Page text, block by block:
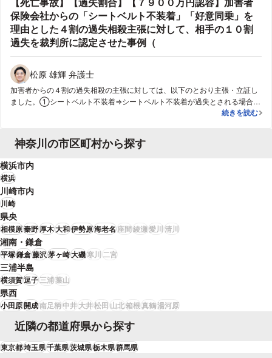
について当方が譲歩し，請求額の約８割での裁判上の和解が成立しました。
保険会社からの「シートベルト不装着」「好意同乗」を
理由とした４割の過失相殺主張に対して、相手の１０割
過失を裁判所に認定させた事例（
松原 雄輝 弁護士
加害者からの４割の過失相殺の主張に対しては、以下のとおり主張・立証し
ました。①シートベルト不装着⇒シートベルト不装着が過失とされる場合と
して、不装着の事実が結果の発生に因果関係を有することが必要とされるこ
これにより車内において強く圧迫されたことが原因であること、車外に放り
出されたわけではなくシートベルトの不装着は死亡結果発生に対して何ら因
果関係がないことを主張・立証しました。②好意同乗⇒好意同乗の事実が過
失となる場合について過去の裁判例を調査し、いかなる場合に過失が認めら
れるかの基準を確認しました。そのうえで、事故当時、息子さんが加害者の
危険・無謀な運転を誘発したり、これを容認したという事実は無いことを刑
事記録から立証しました。上記の主張・立証がいずれも裁判所に認められ、
事故についての息子さんの過失は存在しないことが認められるに至りまし
た。
【死亡事故】
続きを読む
神奈川の市区町村から探す
横浜市内
横浜
川崎市内
川崎
県央
相模原秦野厚木大和伊勢原海老名座間綾瀬愛川清川
湘南・鎌倉
平塚鎌倉藤沢茅ヶ崎大磯寒川二宮
三浦半島
横須賀逗子三浦葉山
県西
小田原開成南足柄中井大井松田 山北箱根真鶴湯河原
近隣の都道府県から探す
東京都埼玉県千葉県茨城県栃木県群馬県